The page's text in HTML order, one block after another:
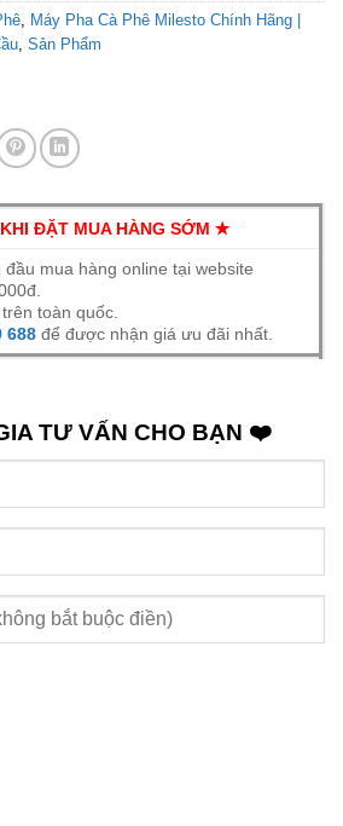
, Máy Pha Cà Phê Milesto Chính Hãng |
, Sản Phẩm
ĐẶT MUA HÀNG SỚM ✭
mua hàng online tại website
toàn quốc.
688 để được nhận giá ưu đãi nhất.
TƯ VẤN CHO BẠN ❤️